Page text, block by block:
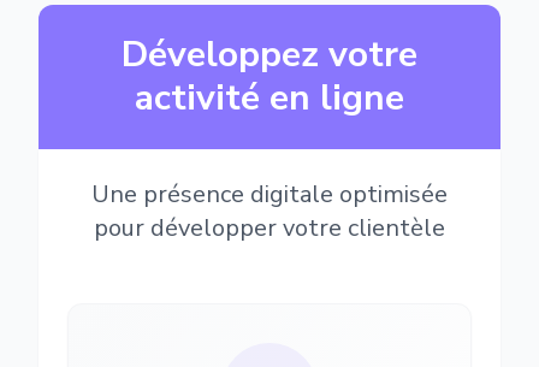
Développez votre
activité en ligne
Une présence digitale optimisée
pour développer votre clientèle